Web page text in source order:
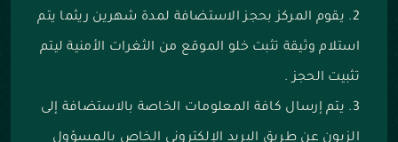
يقوم المركز بحجز الاستضافة لمدة شهرين ريثما يتم
استلام وثيقة تثبت خلو الموقع من الثغرات الأمنية ليتم
تثبيت الحجز .
يتم إرسال كافة المعلومات الخاصة بالاستضافة إلى
الزبون عن طريق البريد الإلكتروني الخاص بالمسؤول